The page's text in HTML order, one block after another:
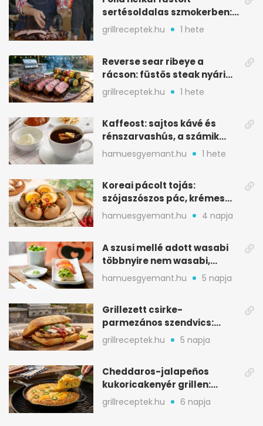
sertésoldalas szmokerben:
ropogós bark, 6 óra
grillreceptek.hu 1 hete
Reverse sear ribeye a
rácson: füstös steak nyári
tökkebabbal
grillreceptek.hu 1 hete
Kaffeost: sajtos kávé és
rénszarvashús, a számik
melegítő itala
hamuesgyemant.hu 1 hete
Koreai pácolt tojás:
szójaszószos pác, krémes
sárgája, pár óra alatt
hamuesgyemant.hu 4 napja
A szusi mellé adott wasabi
többnyire nem wasabi,
hanem fűszerkeverék
hamuesgyemant.hu 5 napja
Grillezett csirke-
parmezános szendvics:
ropogós csirke, olvadó sajt
grillreceptek.hu 5 napja
Cheddaros-jalapeños
kukoricakenyér grillen:
ropogós alj, puha belső
grillreceptek.hu 6 napja